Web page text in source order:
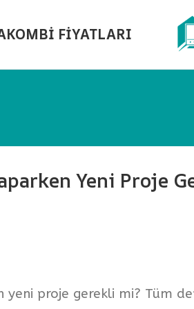
KOMBİ FİYATLARI
Yeni Proje